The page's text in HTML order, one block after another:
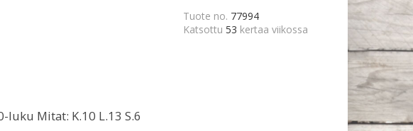
Tuote no. 77994
Katsottu 53 kertaa viikossa
luku Mitat: K.10 L.13 S.6